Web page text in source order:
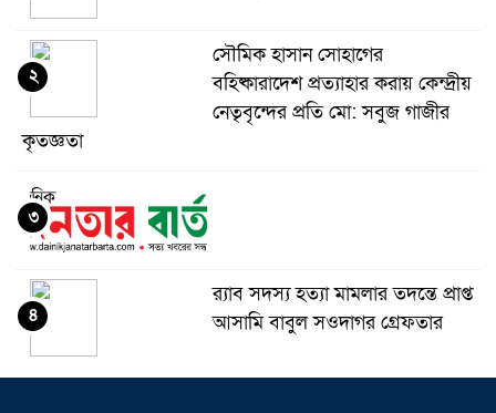
সৌমিক হাসান সোহাগের
বহিষ্কারাদেশ প্রত্যাহার করায় কেন্দ্রীয়
নেতৃবৃন্দের প্রতি মো: সবুজ গাজীর
কৃতজ্ঞতা
২
৩
র‌্যাব সদস্য হত্যা মামলার তদন্তে প্রাপ্ত
আসামি বাবুল সওদাগর গ্রেফতার
৪